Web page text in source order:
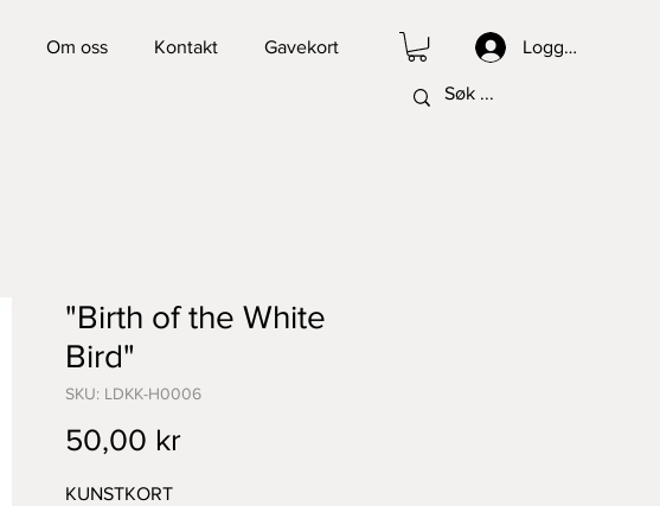
Om oss Kontakt Gavekort Logg inn
"Birth of the White
Bird"
SKU: LDKK-H0006
50,00 kr
KUNSTKORT